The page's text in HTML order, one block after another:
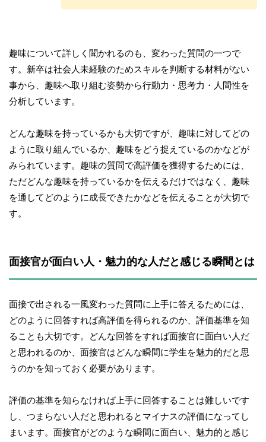
趣味について詳しく聞かれるのも、変わった質問の一つで
す。新卒は社会人未経験のためスキルを判断する材料がない
事から、趣味へ取り組む姿勢から行動力・思考力・人間性を
分析しています。
どんな趣味を持っているかも大切ですが、趣味に対してどの
ように取り組んでいるか、趣味をどう捉えているのかなどが
みられています。趣味の質問で高評価を獲得するためには、
ただどんな趣味を持っているかを伝えるだけではなく、趣味
を通してどのように成長できたかなどを伝えることが大切で
す。
面接官が面白い人・魅力的な人だと感じる瞬間とは
面接で出される一風変わった質問に上手に答えるためには、
どのように回答すれば高評価を得られるのか、評価基準を知
ることも大切です。どんな回答をすれば面接官に面白い人だ
と思われるのか、面接官はどんな瞬間に学生を魅力的だと思
うのかを知っておく必要があります。
評価の基準を知らなければ上手に回答することは難しいです
し、つまらない人だと思われるとマイナスの評価になってし
まいます。面接官がどのような瞬間に面白い、魅力的と感じ